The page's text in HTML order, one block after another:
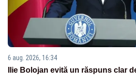
6 aug. 2026, 16:34
Ilie Bolojan evită un răspuns clar